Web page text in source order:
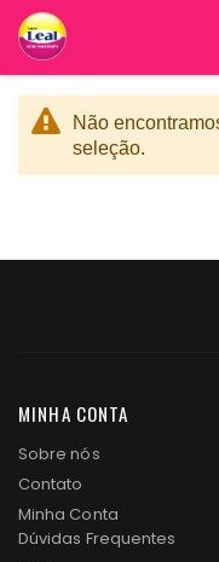
o
conteúdo
Não
seleção.
MINHA CONTA
Sobre nós
Contato
Minha Conta
Dúvidas Frequentes